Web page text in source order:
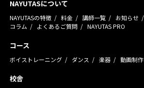
NAYUTASについて
NAYUTASの特徴 料金 講師一覧 お知らせ
コラム
よくあるご質問 NAYUTAS PRO
コース
ボイストレーニング ダンス 楽器 動画制作
校舎